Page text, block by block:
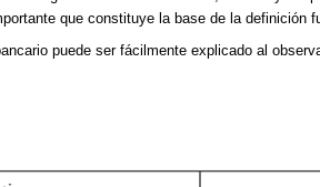
que constituye la base de la definición
puede ser fácilmente explicado al